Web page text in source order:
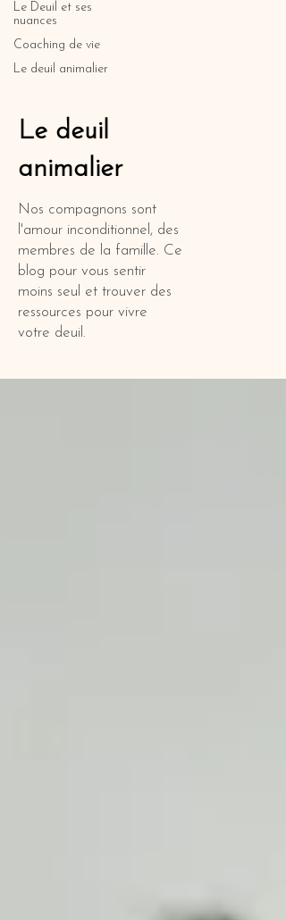
Le Deuil et ses
nuances
Coaching de vie
Le deuil animalier
Le deuil
animalier
Nos compagnons sont
l'amour inconditionnel, des
membres de la famille. Ce
blog pour vous sentir
moins seul et trouver des
ressources pour vivre
votre deuil.